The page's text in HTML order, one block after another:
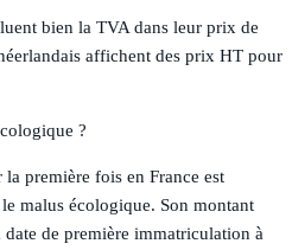
bien la TVA dans leur prix de
affichent des prix HT pour
?
première fois en France est
malus écologique. Son montant
date de première immatriculation à